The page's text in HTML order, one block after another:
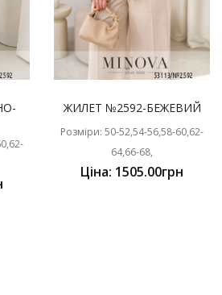
ЖИЛЕТ №2592-БЕЖЕВИЙ
Розміри: 50-52,54-56,58-60,62-
64,66-68,
Ціна: 1505.00грн